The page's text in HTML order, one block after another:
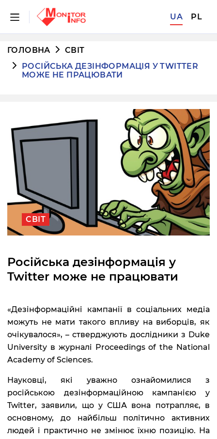
UA PL
ГОЛОВНА
СВІТ
РОСІЙСЬКА ДЕЗІНФОРМАЦІЯ У TWITTER
МОЖЕ НЕ ПРАЦЮВАТИ
СВІТ
Російська дезінформація у
Twitter може не працювати
«Дезінформаційні кампанії в соціальних медіа
можуть не мати такого впливу на виборців, як
очікувалося», – стверджують дослідники з Duke
University в журналі Proceedings of the National
Academy of Sciences.
Науковці, які уважно ознайомилися з
російською дезінформаційною кампанією у
Twitter, заявили, що у США вона потрапляє, в
основному, до найбільш політично активних
людей і практично не змінює їхню позицію. На